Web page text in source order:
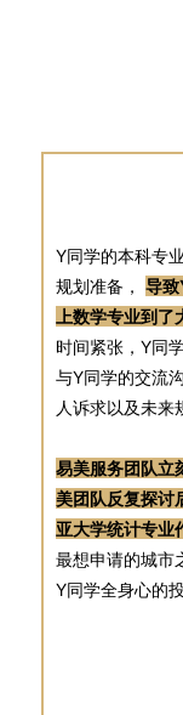
Y同学的本科专
规划准备， 导
上数学专业到了
时间紧张，Y同
与Y同学的交流
人诉求以及未来
易美服务团队立
美团队反复探讨
亚大学统计专业
最想申请的城市
Y同学全身心的